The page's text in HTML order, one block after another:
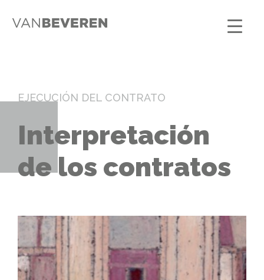
EJECUCIÓN DEL CONTRATO
Interpretación
de los contratos